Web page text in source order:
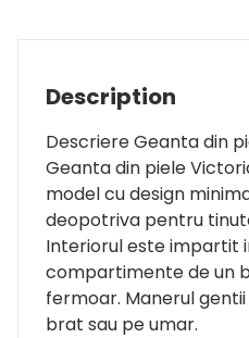
Description
Descriere Geanta din
Geanta din piele
model cu design
deopotriva pentru
Interiorul este impartit
compartimente de un
fermoar. Manerul
brat sau pe umar.